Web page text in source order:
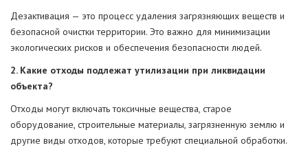
Дезактивация — это процесс удаления загрязняющих веществ и
безопасной очистки территории. Это важно для минимизации
экологических рисков и обеспечения безопасности людей.
2. Какие отходы подлежат утилизации при ликвидации
объекта?
Отходы могут включать токсичные вещества, старое
оборудование, строительные материалы, загрязненную землю и
другие виды отходов, которые требуют специальной обработки.